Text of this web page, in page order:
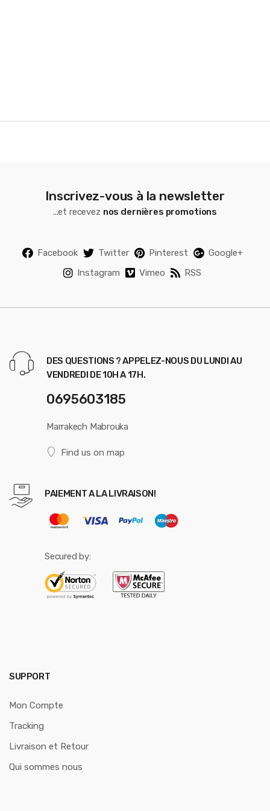
Inscrivez-vous à la newsletter
...et recevez nos dernières promotions
Facebook Twitter Pinterest
Google+
Instagram
Vimeo RSS
DES QUESTIONS ? APPELEZ-NOUS DU LUNDI AU
VENDREDI DE 10H A 17H.
0695603185
Marrakech Mabrouka
Find us on map
PAIEMENT A LA LIVRAISON!
Secured by:
SUPPORT
Mon Compte
Tracking
Livraison et Retour
Qui sommes nous